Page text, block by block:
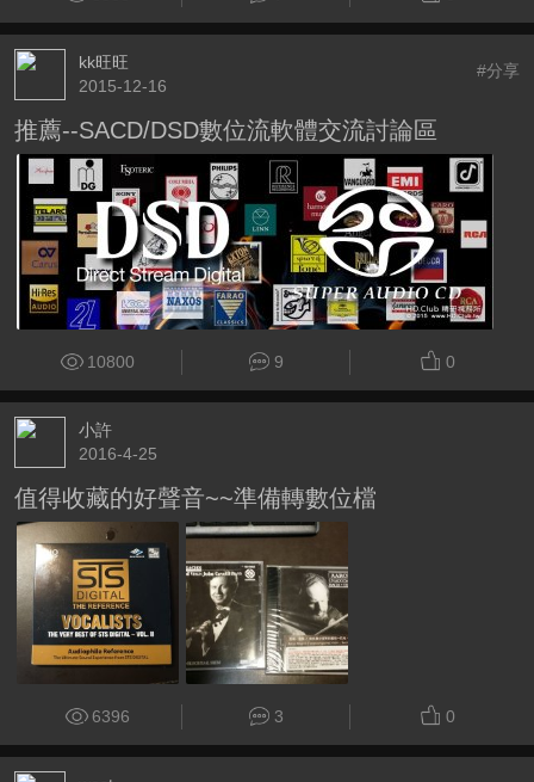
kk旺旺
2015-12-16
#分享
推薦--SACD/DSD數位流軟體交流討論區
10800 9 0
小許
2016-4-25
值得收藏的好聲音~~準備轉數位檔
6396 3 0